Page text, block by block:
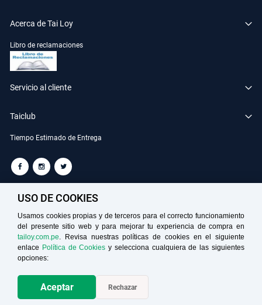
Acerca de Tai Loy
Libro de reclamaciones
Servicio al cliente
Taiclub
Tiempo Estimado de Entrega
TAILOY S.A. RUC: 20100049181
Medios de Pago
USO DE COOKIES
Usamos cookies propias y de terceros para el correcto funcionamiento
del presente sitio web y para mejorar tu experiencia de compra en
tailoy.com.pe. Revisa nuestras políticas de cookies en el siguiente
enlace Política de Cookies y selecciona cualquiera de las siguientes
opciones:
Aceptar Rechazar